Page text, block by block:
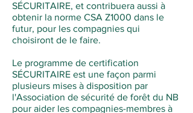
SÉCURITAIRE, et contribuera aussi à
obtenir la norme CSA Z1000 dans le
futur, pour les compagnies qui
choisiront de le faire.
Le programme de certification
SÉCURITAIRE est une façon parmi
plusieurs mises à disposition par
l'Association de sécurité de forêt du NB
pour aider les compagnies-membres à